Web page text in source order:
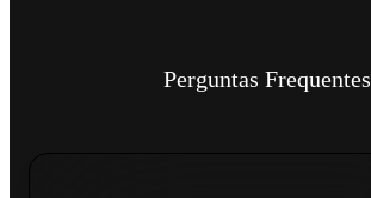
Perguntas Frequentes